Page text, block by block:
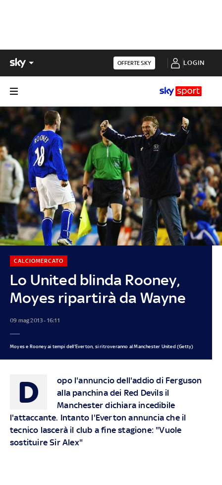
OFFERTE SKY LOGIN
Lo United blinda Rooney,
Moyes ripartirà da Wayne
CALCIOMERCATO
09 mag 2013 - 16:11
Moyes e Rooney ai tempi dell'Everton, si ritroveranno al Manchester United (Getty)
D
opo l'annuncio dell'addio di Ferguson
alla panchina dei Red Devils il
Manchester dichiara incedibile
l'attaccante. Intanto l'Everton annuncia che il
tecnico lascerà il club a fine stagione: "Vuole
sostituire Sir Alex"